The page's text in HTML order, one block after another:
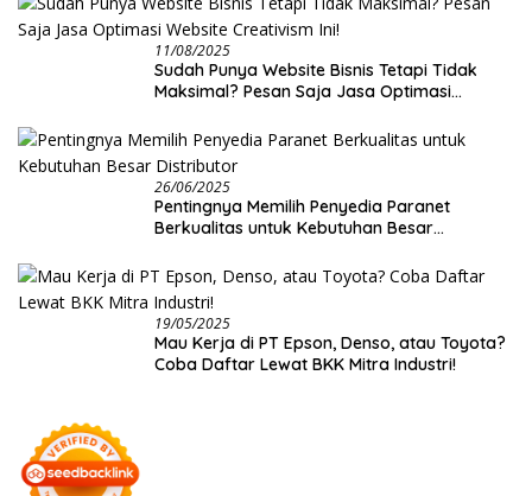
11/08/2025
Sudah Punya Website Bisnis Tetapi Tidak
Maksimal? Pesan Saja Jasa Optimasi
26/06/2025
Pentingnya Memilih Penyedia Paranet
Berkualitas untuk Kebutuhan Besar
19/05/2025
Mau Kerja di PT Epson, Denso, atau Toyota?
Coba Daftar Lewat BKK Mitra Industri!